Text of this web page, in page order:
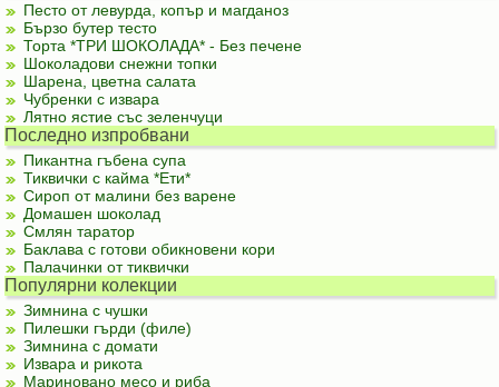
Песто от левурда, копър и магданоз
Бързо бутер тесто
Торта *ТРИ ШОКОЛАДА* - Без печене
Шоколадови снежни топки
Шарена, цветна салата
Чубренки с извара
Лятно ястие със зеленчуци
Последно изпробвани
Пикантна гъбена супа
Тиквички с кайма *Ети*
Сироп от малини без варене
Домашен шоколад
Смлян таратор
Баклава с готови обикновени кори
Палачинки от тиквички
Популярни колекции
Зимнина с чушки
Пилешки гърди (филе)
Зимнина с домати
Извара и рикота
Мариновано месо и риба